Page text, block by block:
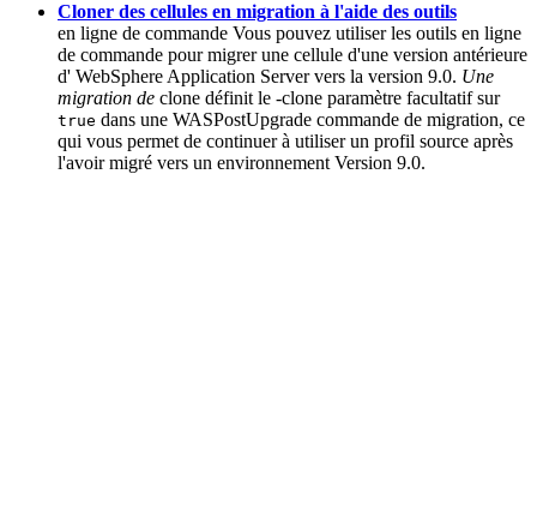
Cloner des cellules en migration à l'aide des outils
en ligne de commande Vous pouvez utiliser les outils en ligne
de commande pour migrer une cellule d'une version antérieure
d' WebSphere Application Serververs la version 9.0. Une
migration de clone définit le -clone paramètre facultatif sur
true dans une WASPostUpgrade commande de migration, ce
qui vous permet de continuer à utiliser un profil source après
l'avoir migré vers un environnement Version 9.0.